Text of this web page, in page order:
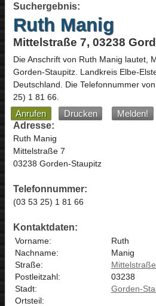
Suchergebnis:
Ruth Manig
Mittelstraße 7, 03238
Die Anschrift von Ruth Manig lautet,
Gorden-Staupitz. Landkreis Elbe-
Deutschland. Die Telefonnummer
25) 1 81 66.
Anrufen Drucken Melden!
Adresse:
Ruth Manig
Mittelstraße 7
03238 Gorden-Staupitz
Telefonnummer:
(03 53 25) 1 81 66
Kontaktdaten:
Vorname:
Ruth
Nachname:
Manig
Straße:
Postleitzahl:
03238
Stadt:
Gorden-
Ortsteil: